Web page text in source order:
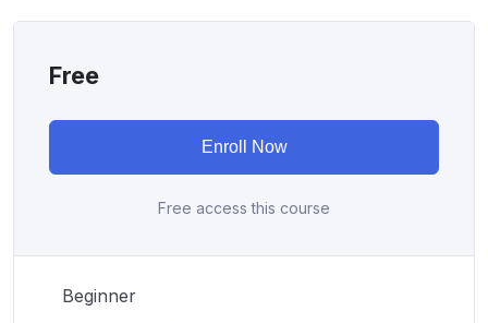
Free
Enroll Now
Free access this course
Beginner